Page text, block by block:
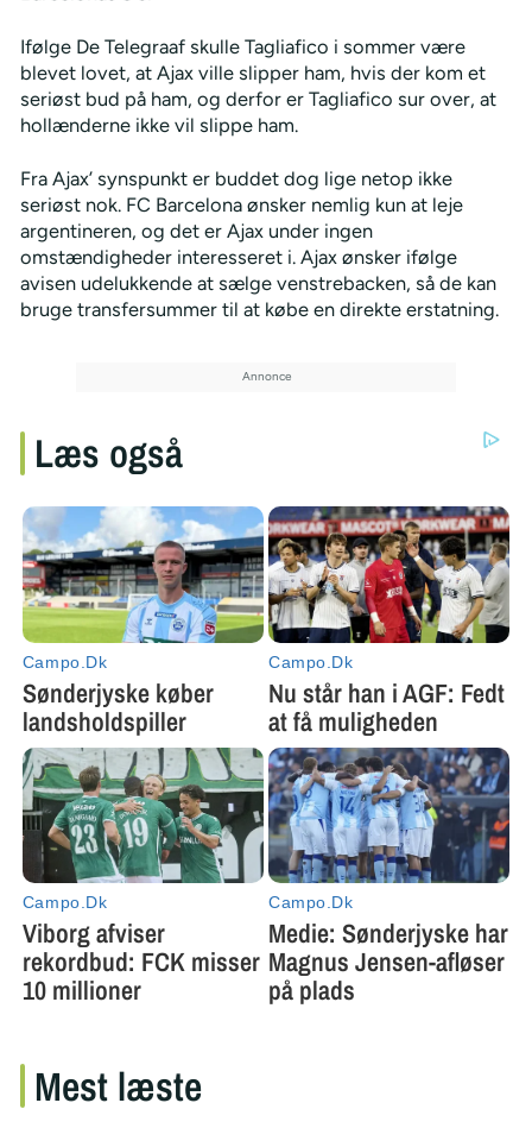
Ifølge De Telegraaf skulle Tagliafico i sommer være
blevet lovet, at Ajax ville slipper ham, hvis der kom et
seriøst bud på ham, og derfor er Tagliafico sur over, at
hollænderne ikke vil slippe ham.
Fra Ajax’ synspunkt er buddet dog lige netop ikke
seriøst nok. FC Barcelona ønsker nemlig kun at leje
argentineren, og det er Ajax under ingen
omstændigheder interesseret i. Ajax ønsker ifølge
avisen udelukkende at sælge venstrebacken, så de kan
bruge transfersummer til at købe en direkte erstatning.
Mest læste